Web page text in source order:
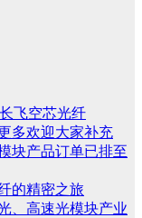
飞空芯光纤
多欢迎大家补充
块产品订单已排至
的精密之旅
、高速光模块产业